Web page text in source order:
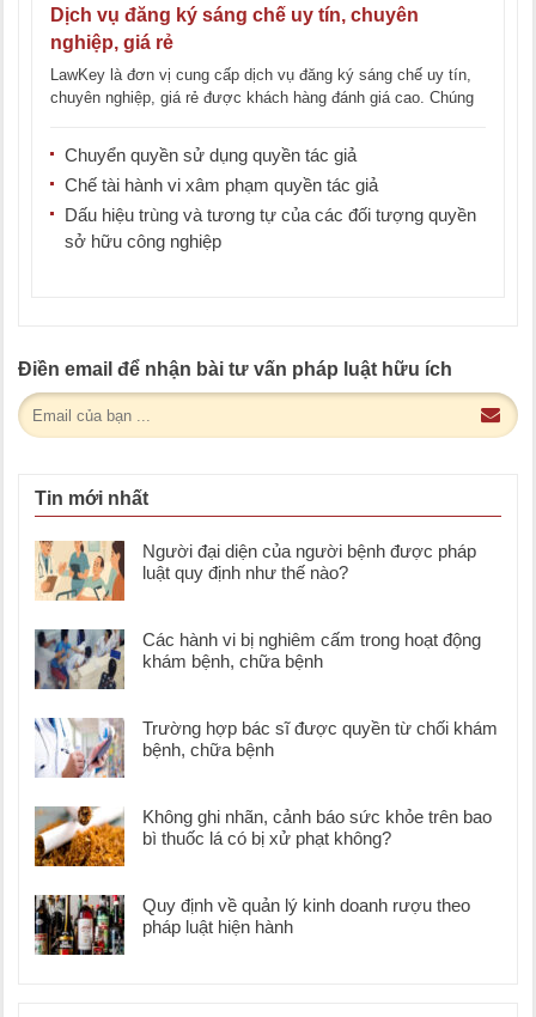
Dịch vụ đăng ký sáng chế uy tín, chuyên
nghiệp, giá rẻ
LawKey là đơn vị cung cấp dịch vụ đăng ký sáng chế uy tín,
chuyên nghiệp, giá rẻ được khách hàng đánh giá cao. Chúng
Chuyển quyền sử dụng quyền tác giả
Chế tài hành vi xâm phạm quyền tác giả
Dấu hiệu trùng và tương tự của các đối tượng quyền
sở hữu công nghiệp
Điền email để nhận bài tư vấn pháp luật hữu ích
Tin mới nhất
Người đại diện của người bệnh được pháp
luật quy định như thế nào?
Các hành vi bị nghiêm cấm trong hoạt động
khám bệnh, chữa bệnh
Trường hợp bác sĩ được quyền từ chối khám
bệnh, chữa bệnh
Không ghi nhãn, cảnh báo sức khỏe trên bao
bì thuốc lá có bị xử phạt không?
Quy định về quản lý kinh doanh rượu theo
pháp luật hiện hành